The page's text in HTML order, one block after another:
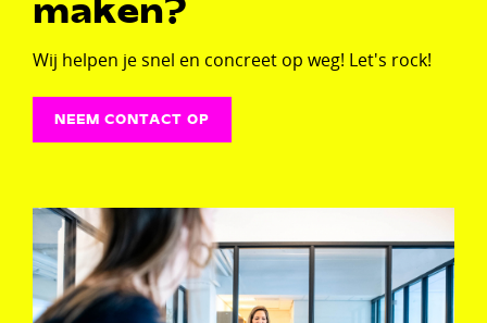
maken?
Wij helpen je snel en concreet op weg! Let's rock!
NEEM CONTACT OP